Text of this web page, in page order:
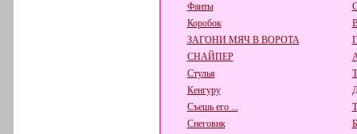
Фанты
Коробок
ЗАГОНИ МЯЧ В ВОРОТА
СНАЙПЕР
Стулья
Кенгуру
Съешь его ...
Снеговик